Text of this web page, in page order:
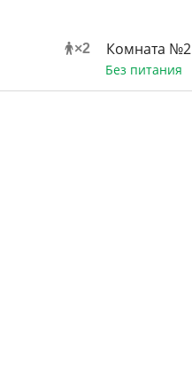
×2 Комната №2
Без питания